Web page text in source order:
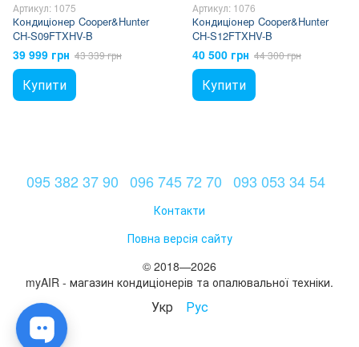
Артикул: 1075
Кондиціонер Cooper&Hunter
CH-S09FTXHV-B
39 999 грн 43 339 грн
Купити
Артикул: 1076
Кондиціонер Cooper&Hunter
CH-S12FTXHV-B
40 500 грн 44 300 грн
Купити
095 382 37 90 096 745 72 70 093 053 34 54
Контакти
Повна версія сайту
© 2018—2026
myAIR - магазин кондиціонерів та опалювальної техніки.
Укр Рус